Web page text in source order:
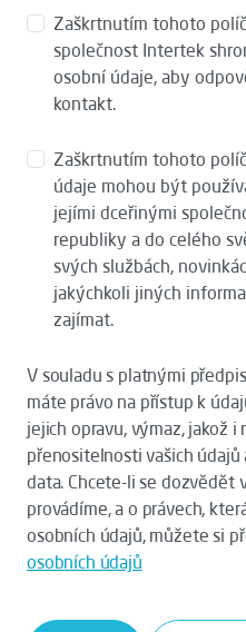
Zaškrtnutím tohoto
společnost Intertek
osobní údaje, aby
kontakt.
Zaškrtnutím tohoto
údaje mohou být
jejími dceřinými
republiky a do celého
svých službách,
jakýchkoli jiných
zajímat.
V souladu s platnými
máte právo na přístup k
jejich opravu, výmaz, jakož i
přenositelnosti vašich údajů
data. Chcete-li se dozvědět
provádíme, a o právech,
osobních údajů, můžete si
osobních údajů